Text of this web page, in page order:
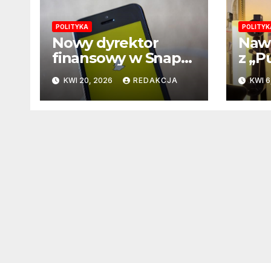
POLITYKA
Nowy dyrektor
finansowy w Snap
Inc – firma
zapowiada zmianę
na kluczowym
KWI 20, 2026 REDAKCJA
z
3KWI